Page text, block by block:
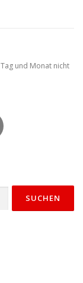
und Monat nicht